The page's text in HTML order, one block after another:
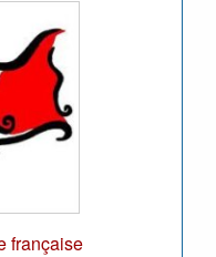
française